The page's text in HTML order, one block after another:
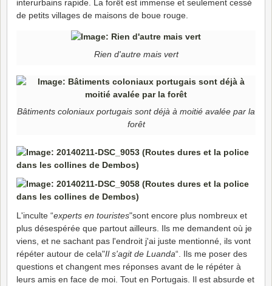
interurbains rapide. La forêt est immense et seulement cessé
de petits villages de maisons de boue rouge.
Rien d'autre mais vert
Bâtiments coloniaux portugais sont déjà à moitié avalée par la
forêt
L'inculte “experts en touristes"sont encore plus nombreux et
plus désespérée que partout ailleurs. Ils me demandent où je
viens, et ne sachant pas l'endroit j'ai juste mentionné, ils vont
répéter autour de cela"Il s'agit de Luanda“. Ils me poser des
questions et changent mes réponses avant de le répéter à
leurs amis en face de moi. Tout en Portugais. Il est absurde et